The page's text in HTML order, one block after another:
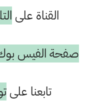
القناة على
صفحة الفيس
تابعنا على